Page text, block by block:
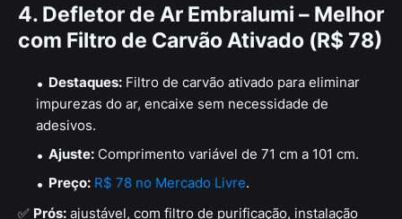
4. Defletor de Ar Embralumi – Melhor
com Filtro de Carvão Ativado (R$ 78)
Destaques: Filtro de carvão ativado para eliminar
impurezas do ar, encaixe sem necessidade de
adesivos.
Ajuste: Comprimento variável de 71 cm a 101 cm.
Preço: R$ 78 no Mercado Livre.
✅ Prós: ajustável, com filtro de purificação, instalação